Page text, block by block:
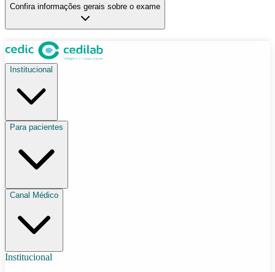
Confira informações gerais sobre o exame
Institucional
Para pacientes
Canal Médico
Institucional